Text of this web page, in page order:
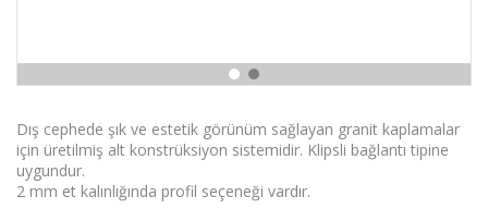
Dış cephede şık ve estetik görünüm sağlayan granit kaplamalar
için üretilmiş alt konstrüksiyon sistemidir. Klipsli bağlantı tipine
uygundur.
2 mm et kalınlığında profil seçeneği vardır.